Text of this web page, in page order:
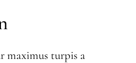
maximus turpis a